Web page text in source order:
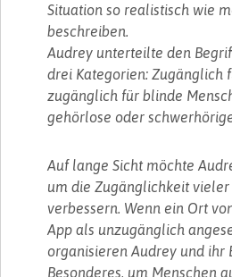
Situation so realistisch wie
beschreiben.
Audrey unterteilte den
drei Kategorien: Zugänglich
zugänglich für blinde
gehörlose oder
Auf lange Sicht möchte
um die Zugänglichkeit vieler
verbessern. Wenn ein Ort
App als unzugänglich
organisieren Audrey und ihr
Besonderes, um Menschen